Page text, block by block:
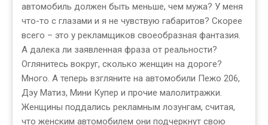
автомобиль должен быть меньше, чем мужа? У меня
что-то с глазами и я не чувствую габаритов? Скорее
всего – это у рекламщиков своеобразная фантазия.
А далека ли заявленная фраза от реальности?
Оглянитесь вокруг, сколько женщин на дороге?
Много. А теперь взгляните на автомобили Пежо 206,
Дэу Матиз, Мини Купер и прочие малолитражки.
Женщины поддались рекламным лозунгам, считая,
что женским автомобилем они подчеркнут свою